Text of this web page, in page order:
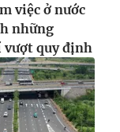
việc ở nước
những
vượt quy định